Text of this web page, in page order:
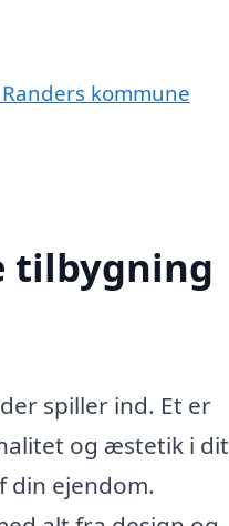
kommune
tilbygning
spiller ind. Et er
og æstetik i dit
din ejendom.